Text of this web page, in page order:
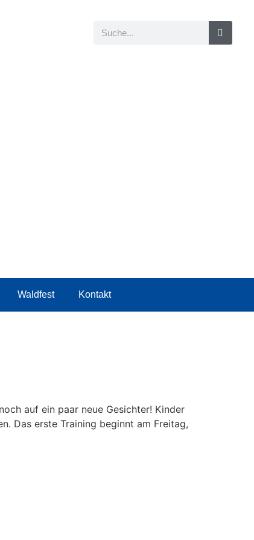
Waldfest Kontakt
auf ein paar neue Gesichter! Kinder
Das erste Training beginnt am Freitag,